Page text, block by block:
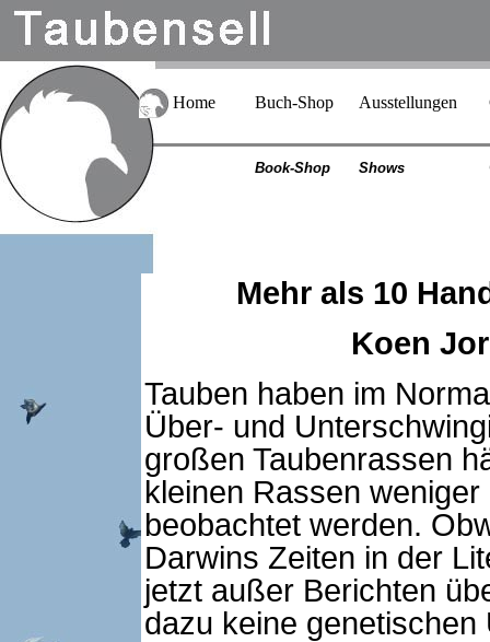
Home Buch-Shop Ausstellungen
Book-Shop Shows
Mehr als 10
Koen
Tauben haben im
Über- und
großen Taubenrassen
kleinen Rassen
beobachtet werden.
Darwins Zeiten in der
jetzt außer Berichten
dazu keine genetischen